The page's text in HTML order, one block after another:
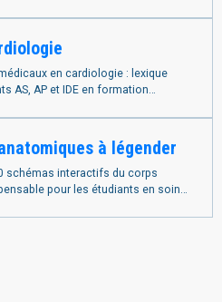
en cardiologie : lexique
AS, AP et IDE en formation
à légender
schémas interactifs du corps
pour les étudiants en soins